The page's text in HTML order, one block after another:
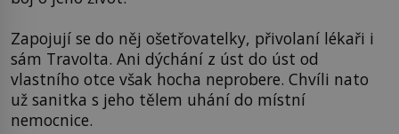
Zapojují se do něj ošetřovatelky, přivolaní lékaři i
sám Travolta. Ani dýchání z úst do úst od
vlastního otce však hocha neprobere. Chvíli nato
už sanitka s jeho tělem uhání do místní
nemocnice.